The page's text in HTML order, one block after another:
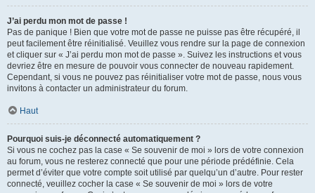
J’ai perdu mon mot de passe !
Pas de panique ! Bien que votre mot de passe ne puisse pas être récupéré, il
peut facilement être réinitialisé. Veuillez vous rendre sur la page de connexion
et cliquer sur « J’ai perdu mon mot de passe ». Suivez les instructions et vous
devriez être en mesure de pouvoir vous connecter de nouveau rapidement.
Cependant, si vous ne pouvez pas réinitialiser votre mot de passe, nous vous
invitons à contacter un administrateur du forum.
Haut
Pourquoi suis-je déconnecté automatiquement ?
Si vous ne cochez pas la case « Se souvenir de moi » lors de votre connexion
au forum, vous ne resterez connecté que pour une période prédéfinie. Cela
permet d’éviter que votre compte soit utilisé par quelqu’un d’autre. Pour rester
connecté, veuillez cocher la case « Se souvenir de moi » lors de votre